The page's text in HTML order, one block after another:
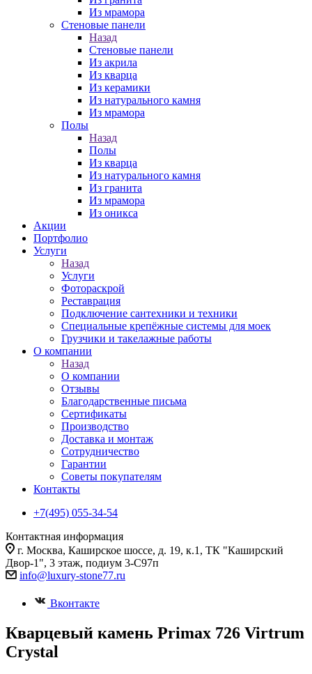
Из мрамора
Стеновые панели
Назад
Стеновые панели
Из акрила
Из кварца
Из керамики
Из натурального камня
Из мрамора
Полы
Назад
Полы
Из кварца
Из натурального камня
Из гранита
Из мрамора
Из оникса
Акции
Портфолио
Услуги
Назад
Услуги
Фотораскрой
Реставрация
Подключение сантехники и техники
Специальные крепёжные системы для моек
Грузчики и такелажные работы
О компании
Назад
О компании
Отзывы
Благодарственные письма
Сертификаты
Производство
Доставка и монтаж
Сотрудничество
Гарантии
Советы покупателям
Контакты
+7(495) 055-34-54
Контактная информация
г. Москва, Каширское шоссе, д. 19, к.1, ТК "Каширский
Двор-1", 3 этаж, подиум 3-С97п
info@luxury-stone77.ru
Вконтакте
Кварцевый камень Primax 726 Virtrum
Crystal